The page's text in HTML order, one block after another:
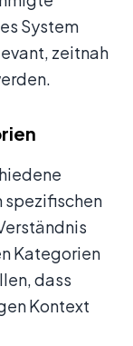
System
zeitnah
spezifischen
Kategorien
dass
Kontext